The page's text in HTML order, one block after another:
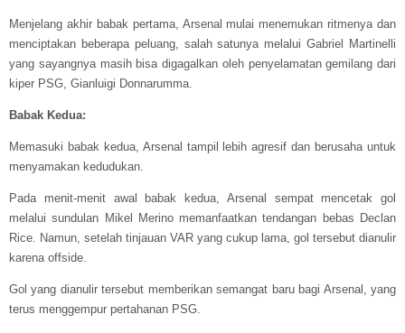
Menjelang akhir babak pertama, Arsenal mulai menemukan ritmenya dan
menciptakan beberapa peluang, salah satunya melalui Gabriel Martinelli
yang sayangnya masih bisa digagalkan oleh penyelamatan gemilang dari
kiper PSG, Gianluigi Donnarumma.
Babak Kedua:
Memasuki babak kedua, Arsenal tampil lebih agresif dan berusaha untuk
menyamakan kedudukan.
Pada menit-menit awal babak kedua, Arsenal sempat mencetak gol
melalui sundulan Mikel Merino memanfaatkan tendangan bebas Declan
Rice. Namun, setelah tinjauan VAR yang cukup lama, gol tersebut dianulir
karena offside.
Gol yang dianulir tersebut memberikan semangat baru bagi Arsenal, yang
terus menggempur pertahanan PSG.